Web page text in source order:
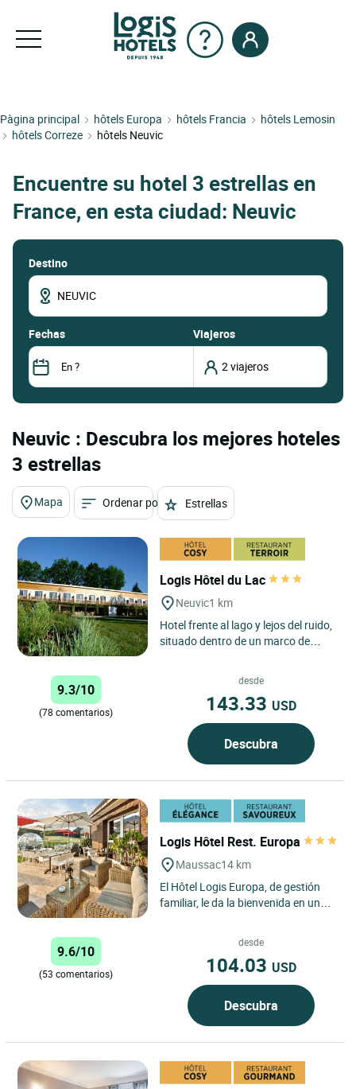
Pàgina principal hôtels Europa hôtels Francia
hôtels Lemosin
hôtels Correze
hôtels Neuvic
Encuentre su hotel 3 estrellas en
France, en esta ciudad: Neuvic
Destino
fechas Viajeros
Neuvic : Descubra los mejores hoteles
3 estrellas
Mapa Ordenar por Estrellas
Logis Hôtel du Lac
Neuvic1 km
Hotel frente al lago y lejos del ruido,
situado dentro de un marco de
9.3/10
(78 comentarios)
desde
143.33 USD
Descubra
Logis Hôtel Rest. Europa
Maussac14 km
El Hôtel Logis Europa, de gestión
familiar, le da la bienvenida en un
9.6/10
(53 comentarios)
desde
104.03 USD
Descubra